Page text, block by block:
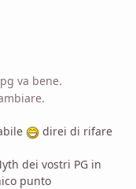
va bene.
direi di rifare
dei vostri PG in
punto